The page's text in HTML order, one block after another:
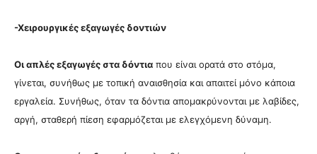
-Χειρουργικές εξαγωγές δοντιών
Οι απλές εξαγωγές στα δόντια που είναι ορατά στο στόμα,
γίνεται, συνήθως με τοπική αναισθησία και απαιτεί μόνο κάποια
εργαλεία. Συνήθως, όταν τα δόντια απομακρύνονται με λαβίδες,
αργή, σταθερή πίεση εφαρμόζεται με ελεγχόμενη δύναμη.